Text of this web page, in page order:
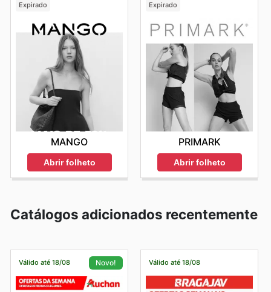
Expirado
MANGO
Abrir folheto
Expirado
PRIMARK
Abrir folheto
Catálogos adicionados recentemente
Válido até 18/08 Novo! Válido até 18/08